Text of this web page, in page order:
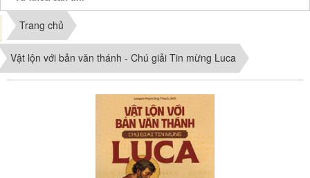
Trang chủ
Vật lộn với bản văn thánh - Chú giải Tin mừng Luca